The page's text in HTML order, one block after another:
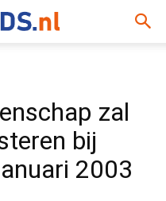
zal
bij
2003